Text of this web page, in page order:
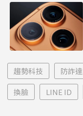
趨勢科技 防詐
換臉 LINE ID